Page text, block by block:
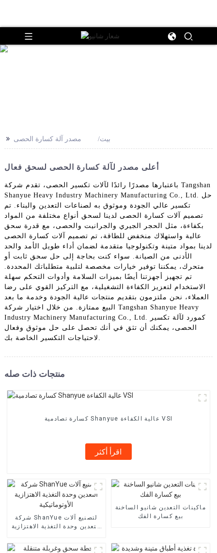
>> بيت مصدر آلة كسارة الحصى
أعلى مصدر لآلة كسارة الحصى لسحق فعال
باعتبارها مصدرًا رائدًا لآلات تكسير الحصى، تقدم شركة Tangshan
Shanyue Heavy Industry Machinery Manufacturing Co., Ltd. حل
تكسير عالي الجودة وموثوق به لصناعات التعدين والبناء. تم
تصميم آلات كسارة الحصى لدينا لسحق أنواع مختلفة من المواد
بكفاءة، مثل الحجر الجيري والجرانيت والحصى، مع قدرة سحق
عالية واستهلاك منخفض للطاقة، تم تصميم آلات كسارة الحصى
لدينا بمواد متينة وتكنولوجيا متقدمة لضمان أداء طويل الأمد والحد
الأدنى من الصيانة. سواء كنت بحاجة إلى حل سحق ثابت أو
متحرك، يمكننا توفير خيارات مخصصة لتلبية متطلباتك المحددة.
تم تجهيز أجهزتنا أيضًا بميزات السلامة وأدوات التحكم سهلة
الاستخدام لتعزيز الكفاءة التشغيلية، مع التركيز القوي على رضا
العملاء، نحن ملتزمون بتقديم منتجات عالية الجودة وخدمة ما بعد
البيع ممتازة. من خلال اختيار شركة Tangshan Shanyue Heavy
Industry Machinery Manufacturing Co., Ltd. كمورد لآلة تكسير
الحصى، يمكنك أن تثق في أنك تحصل على حل موثوق وفعال
منتجات ذات صله
كسارة تصادمية Shanyue عالية الكفاءة VSI
اقرأ أكثر
شركة ShanYue لتصنيع آلات
التعدين وحدة التغذية الاهتزازية
ماكينات التعدين شانيو الساخنة
بيع كسارة الفك